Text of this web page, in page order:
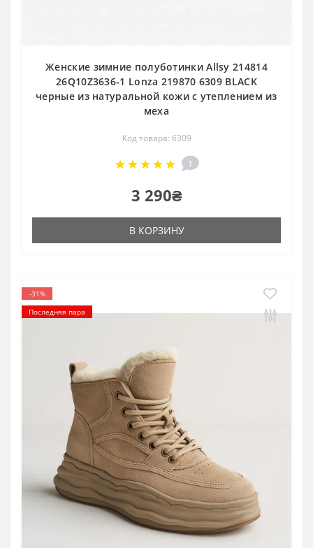
Женские зимние полуботинки Allsy 214814
26Q10Z3636-1 Lonza 219870 6309 BLACK
черные из натуральной кожи с утеплением из
меха
Код товара: 6309
1
3 290₴
В КОРЗИНУ
-31%
Последняя пара